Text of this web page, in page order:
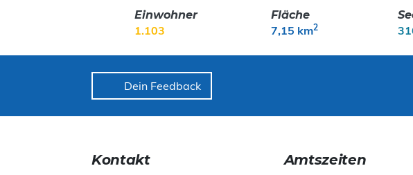
Einwohner
1.103
Fläche
7,15 km2
Dein Feedback
Kontakt Amtszeiten